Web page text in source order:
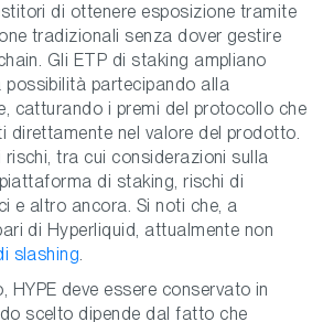
di ottenere esposizione tramite
tradizionali senza dover gestire
Gli ETP di staking ampliano
possibilità partecipando alla
catturando i premi del protocollo che
direttamente nel valore del prodotto.
tra cui considerazioni sulla
di staking, rischi di
e altro ancora. Si noti che, a
di Hyperliquid, attualmente non
slashing.
HYPE deve essere conservato in
scelto dipende dal fatto che